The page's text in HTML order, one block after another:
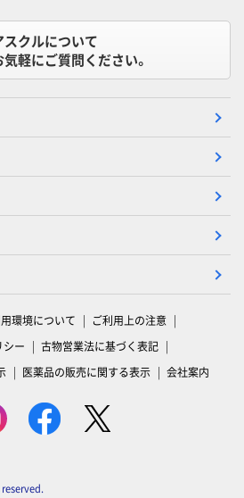
スクルについて
気軽にご質問ください。
環境について
ご利用上の注意
シー
古物営業法に基づく表記
医薬品の販売に関する表示 会社案内